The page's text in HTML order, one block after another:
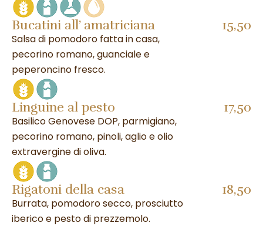
Bucatini all’ amatriciana
Salsa di pomodoro fatta in casa,
pecorino romano, guanciale e
peperoncino fresco.
15,50
Linguine al pesto
Basilico Genovese DOP, parmigiano,
pecorino romano, pinoli, aglio e olio
extravergine di oliva.
17,50
Rigatoni della casa
Burrata, pomodoro secco, prosciutto
iberico e pesto di prezzemolo.
18,50